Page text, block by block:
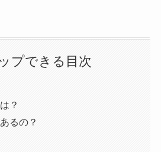
プできる目次
？
るの？